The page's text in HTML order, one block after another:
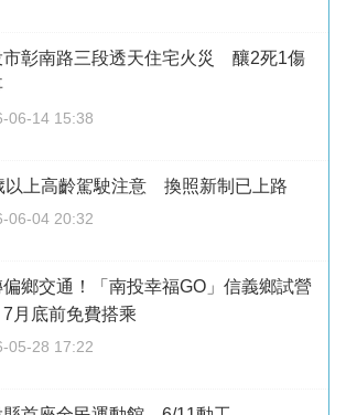
市彰南路三段透天住宅火災 釀2死1傷
06-14 15:38
以上高齡駕駛注意 換照新制已上路
06-04 20:32
鄉交通！「南投幸福GO」信義鄉試營
底前免費搭乘
05-28 17:22